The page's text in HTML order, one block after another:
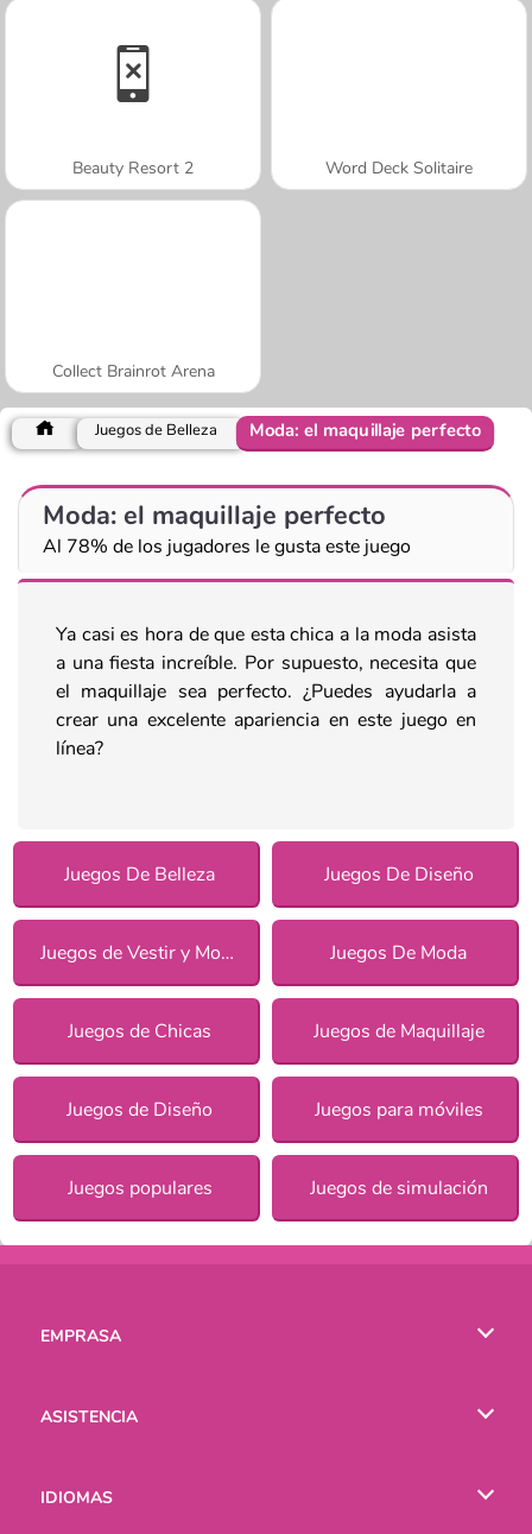
Beauty Resort 2 Word Deck Solitaire
Collect Brainrot Arena
Juegos de Belleza Moda: el maquillaje perfecto
Moda: el maquillaje perfecto
Al 78% de los jugadores le gusta este juego
Ya casi es hora de que esta chica a la moda asista
a una fiesta increíble. Por supuesto, necesita que
el maquillaje sea perfecto. ¿Puedes ayudarla a
crear una excelente apariencia en este juego en
línea?
Juegos De Belleza Juegos De Diseño
Juegos de Vestir y Moda Juegos De Moda
Juegos de Chicas Juegos de Maquillaje
Juegos de Diseño Juegos para móviles
Juegos populares Juegos de simulación
EMPRASA
ASISTENCIA
IDIOMAS